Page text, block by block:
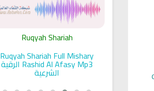
Ruqyah Shariah
Ruqyah Shariah Full Mishary
Rashid Al Afasy Mp3 الرقية
الشرعية